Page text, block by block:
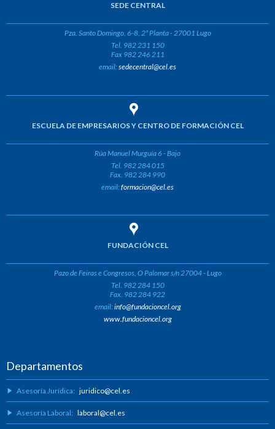
SEDE CENTRAL
Pza. Santo Domingo, 6-8, 2ª Planta - 27001 Lugo
Tel. 982 231 150
Fax 982 246 211
email:sedecentral@cel.es
ESCUELA DE EMPRESARIOS Y CENTRO DE FORMACIÓN CEL
Rúa Manuel Murguía 6 - Bajo
Tel. 982 284 015
Fax. 982 284 990
email:formacion@cel.es
FUNDACIÓN CEL
Pazo de Feiras e Congresos, O Palomar s/n 27004 - Lugo
Tel. 982 284 150
Fax. 982 284 922
email:info@fundacioncel.org
www.fundacioncel.org
Departamentos
Asesoría Jurídica: juridico@cel.es
Asesoría Laboral: laboral@cel.es